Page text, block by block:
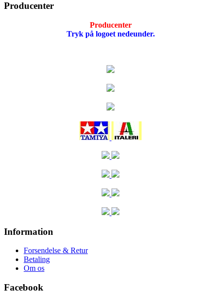
Producenter
Producenter
Tryk på logoet nedeunder.
Information
Forsendelse & Retur
Betaling
Om os
Facebook